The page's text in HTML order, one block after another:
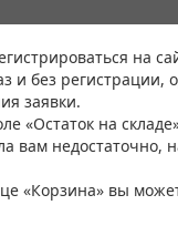
на
и без регистрации,
заявки.
«Остаток на
вам недостаточно,
«Корзина» вы